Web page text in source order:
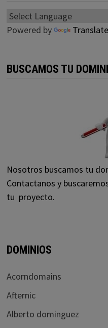
Powered by Translate
BUSCAMOS TU
Nosotros buscamos tu
Contactanos y
tu proyecto.
DOMINIOS
Acorndomains
Afternic
Alberto dominguez